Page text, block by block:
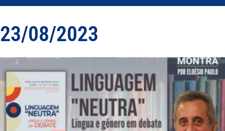
23/08/2023